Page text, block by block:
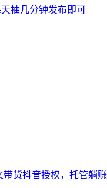
抽几分钟发布即可
货抖音授权，托管躺赚